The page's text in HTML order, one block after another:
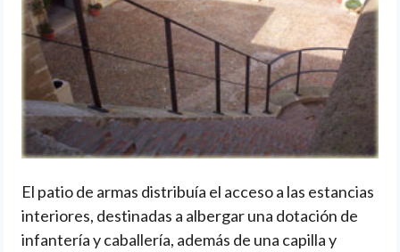
El patio de armas distribuía el acceso a las estancias
interiores, destinadas a albergar una dotación de
infantería y caballería, además de una capilla y